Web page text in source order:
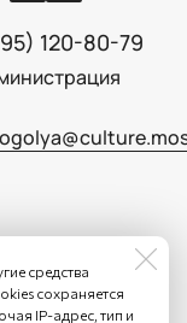
120-80-79
средства
сохраняется
IP-адрес, тип и